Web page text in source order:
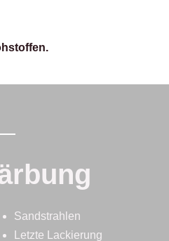
Sandstrahlen
Letzte Lackierung